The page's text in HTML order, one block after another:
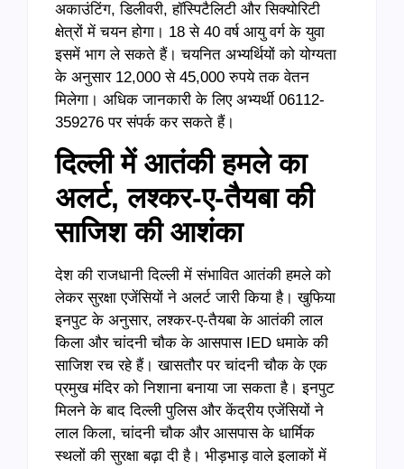
अकाउंटिंग, डिलीवरी, हॉस्पिटैलिटी और सिक्योरिटी
क्षेत्रों में चयन होगा। 18 से 40 वर्ष आयु वर्ग के युवा
इसमें भाग ले सकते हैं। चयनित अभ्यर्थियों को योग्यता
के अनुसार 12,000 से 45,000 रुपये तक वेतन
मिलेगा। अधिक जानकारी के लिए अभ्यर्थी 06112-
359276 पर संपर्क कर सकते हैं।
दिल्ली में आतंकी हमले का
अलर्ट, लश्कर-ए-तैयबा की
साजिश की आशंका
देश की राजधानी दिल्ली में संभावित आतंकी हमले को
लेकर सुरक्षा एजेंसियों ने अलर्ट जारी किया है। खुफिया
इनपुट के अनुसार, लश्कर-ए-तैयबा के आतंकी लाल
किला और चांदनी चौक के आसपास IED धमाके की
साजिश रच रहे हैं। खासतौर पर चांदनी चौक के एक
प्रमुख मंदिर को निशाना बनाया जा सकता है। इनपुट
मिलने के बाद दिल्ली पुलिस और केंद्रीय एजेंसियों ने
लाल किला, चांदनी चौक और आसपास के धार्मिक
स्थलों की सुरक्षा बढ़ा दी है। भीड़भाड़ वाले इलाकों में